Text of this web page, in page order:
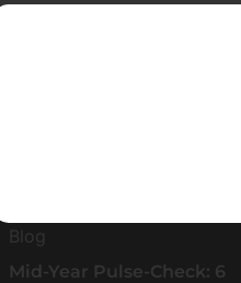
Blog
Mid-Year Pulse-Check: 6